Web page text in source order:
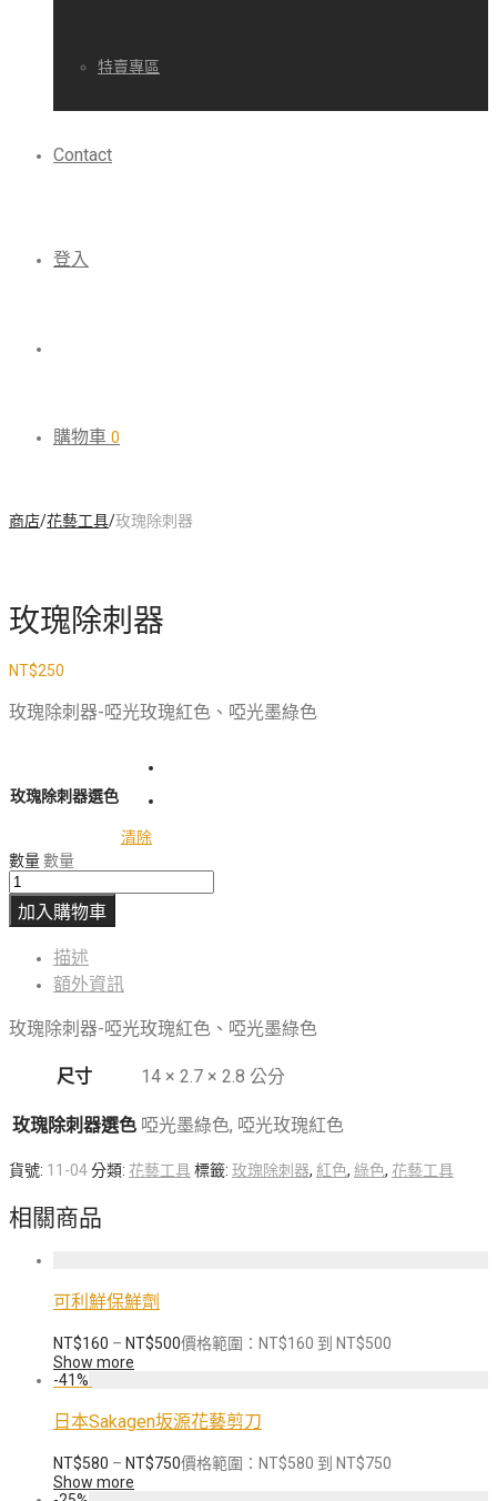
特賣專區
Contact
登入
購物車 0
商店/花藝工具/玫瑰除刺器
玫瑰除刺器
NT$250
玫瑰除刺器-啞光玫瑰紅色、啞光墨綠色
玫瑰除刺器選色
清除
數量數量
加入購物車
描述
額外資訊
玫瑰除刺器-啞光玫瑰紅色、啞光墨綠色
尺寸 14 × 2.7 × 2.8 公分
玫瑰除刺器選色 啞光墨綠色, 啞光玫瑰紅色
貨號: 11-04分類: 花藝工具標籤: 玫瑰除刺器, 紅色, 綠色, 花藝工具
相關商品
可利鮮保鮮劑
NT$160 – NT$500價格範圍：NT$160 到 NT$500
Show more
-41%
日本Sakagen坂源花藝剪刀
NT$580 – NT$750價格範圍：NT$580 到 NT$750
Show more